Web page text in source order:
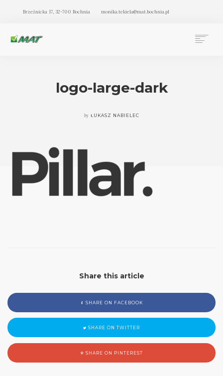
Brzeźnicka 17, 32-700 Bochnia monika.tekiela@mat.bochnia.pl
logo-large-dark
by ŁUKASZ NABIELEC
Share this article
SHARE ON FACEBOOK
SHARE ON TWITTER
SHARE ON PINTEREST